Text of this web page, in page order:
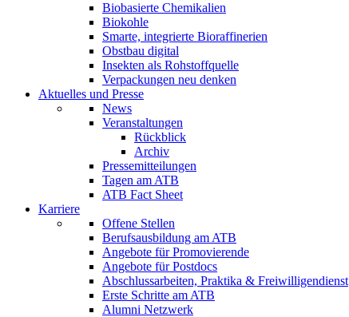
Biobasierte Chemikalien
Biokohle
Smarte, integrierte Bioraffinerien
Obstbau digital
Insekten als Rohstoffquelle
Verpackungen neu denken
Aktuelles und Presse
News
Veranstaltungen
Rückblick
Archiv
Pressemitteilungen
Tagen am ATB
ATB Fact Sheet
Karriere
Offene Stellen
Berufsausbildung am ATB
Angebote für Promovierende
Angebote für Postdocs
Abschlussarbeiten, Praktika & Freiwilligendienst
Erste Schritte am ATB
Alumni Netzwerk